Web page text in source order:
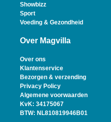
Showbizz
Sport
Voeding & Gezondheid
Over Magvilla
Over ons
Klantenservice
Bezorgen & verzending
Privacy Policy
Algemene voorwaarden
KvK: 34175067
BTW: NL810819946B01